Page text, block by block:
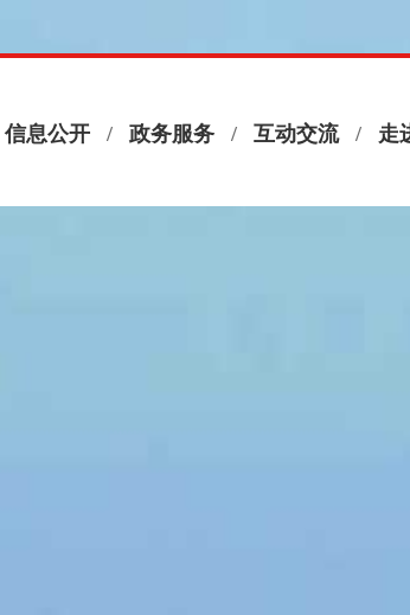
信息公开 / 政务服务 / 互动交流 / 走